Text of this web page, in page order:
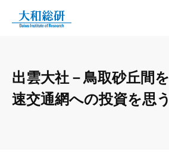
出雲大社－鳥取砂丘間
速交通網への投資を思う